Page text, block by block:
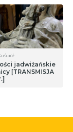
jadwiżańskie
[TRANSMISJA